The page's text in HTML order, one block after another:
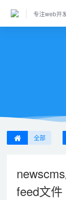
专注web开
全部
feed文件